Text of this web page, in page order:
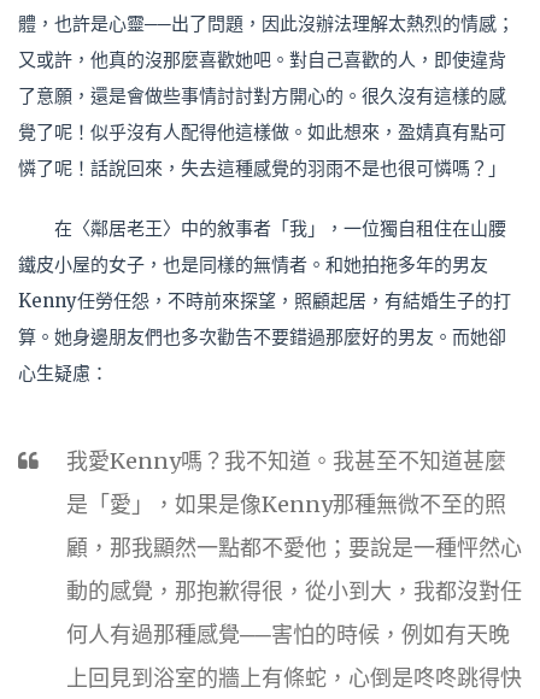
體，也許是心靈──出了問題，因此沒辦法理解太熱烈的情感；
又或許，他真的沒那麼喜歡她吧。對自己喜歡的人，即使違背
了意願，還是會做些事情討討對方開心的。很久沒有這樣的感
覺了呢！似乎沒有人配得他這樣做。如此想來，盈婧真有點可
憐了呢！話說回來，失去這種感覺的羽雨不是也很可憐嗎？」
在〈鄰居老王〉中的敘事者「我」，一位獨自租住在山腰
鐵皮小屋的女子，也是同樣的無情者。和她拍拖多年的男友
Kenny任勞任怨，不時前來探望，照顧起居，有結婚生子的打
算。她身邊朋友們也多次勸告不要錯過那麼好的男友。而她卻
心生疑慮：
我愛Kenny嗎？我不知道。我甚至不知道甚麼
是「愛」，如果是像Kenny那種無微不至的照
顧，那我顯然一點都不愛他；要說是一種怦然心
動的感覺，那抱歉得很，從小到大，我都沒對任
何人有過那種感覺──害怕的時候，例如有天晚
上回見到浴室的牆上有條蛇，心倒是咚咚跳得快